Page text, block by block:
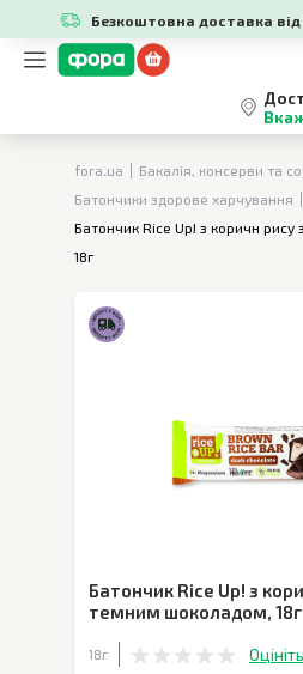
Безкоштовна доставка від
fora.ua Бакалія, консерви та
Батончики здорове харчування
Батончик Rice Up! з коричн
18г
Батончик Rice Up! з
темним шоколадом, 18г
18г